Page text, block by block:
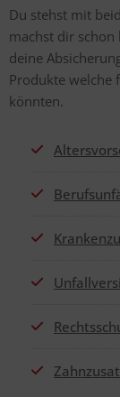
Du stehst mit
machst dir schon
dei­ne
Pro­duk­te wel­che
könnten.